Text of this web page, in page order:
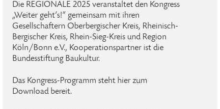
Die REGIONALE 2025 veranstaltet den Kongress
„Weiter geht’s!“ gemeinsam mit ihren
Gesellschaftern Oberbergischer Kreis, Rheinisch-
Bergischer Kreis, Rhein-Sieg-Kreis und Region
Köln/Bonn e.V., Kooperationspartner ist die
Bundesstiftung Baukultur.
Das Kongress-Programm steht hier zum
Download bereit.